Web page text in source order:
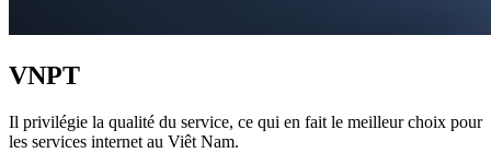
VNPT
Il privilégie la qualité du service, ce qui en fait le meilleur choix pour
les services internet au Viêt Nam.